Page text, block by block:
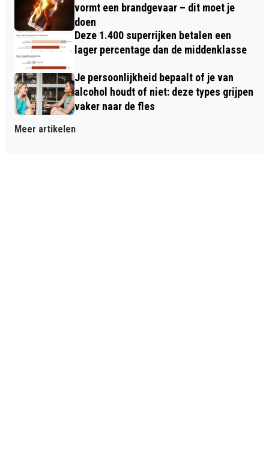
vormt een brandgevaar – dit moet je
doen
Deze 1.400 superrijken betalen een
lager percentage dan de middenklasse
Je persoonlijkheid bepaalt of je van
alcohol houdt of niet: deze types grijpen
vaker naar de fles
Meer artikelen